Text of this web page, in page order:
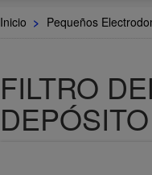
Inicio > Pequeños
FILTRO
DEPÓSITO